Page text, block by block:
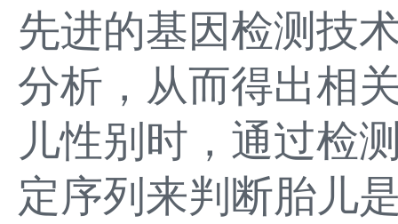
先进的基因检测技
分析，从而得出相
儿性别时，通过检
定序列来判断胎儿